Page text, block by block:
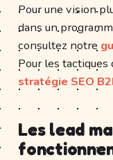
Pour une vision
dans un
consultez notre
Pour les
stratégie SEO
Les lead